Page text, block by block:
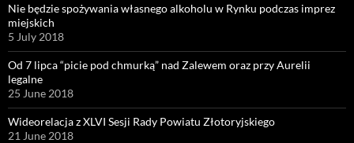
Nie będzie spożywania własnego alkoholu w Rynku podczas imprez
miejskich
5 July 2018
Od 7 lipca “picie pod chmurką” nad Zalewem oraz przy Aurelii
legalne
25 June 2018
Wideorelacja z XLVI Sesji Rady Powiatu Złotoryjskiego
21 June 2018